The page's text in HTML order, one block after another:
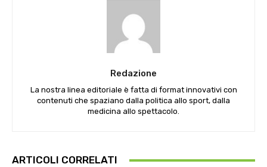
Redazione
La nostra linea editoriale è fatta di format innovativi con
contenuti che spaziano dalla politica allo sport, dalla
medicina allo spettacolo.
ARTICOLI CORRELATI